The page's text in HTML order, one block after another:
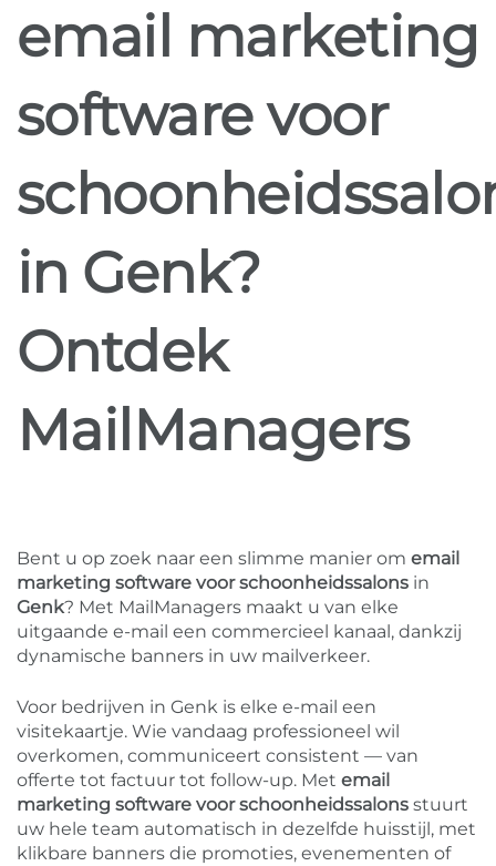
email marketing
software voor
in Genk?
Ontdek
MailManagers
Bent u op zoek naar een slimme manier om email
marketing software voor schoonheidssalons in
Genk? Met MailManagers maakt u van elke
uitgaande e-mail een commercieel kanaal, dankzij
dynamische banners in uw mailverkeer.
Voor bedrijven in Genk is elke e-mail een
visitekaartje. Wie vandaag professioneel wil
overkomen, communiceert consistent — van
offerte tot factuur tot follow-up. Met email
marketing software voor schoonheidssalons stuurt
uw hele team automatisch in dezelfde huisstijl, met
klikbare banners die promoties, evenementen of